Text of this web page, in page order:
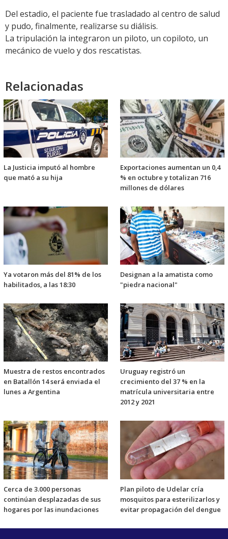
Del estadio, el paciente fue trasladado al centro de salud
y pudo, finalmente, realizarse su diálisis.
La tripulación la integraron un piloto, un copiloto, un
mecánico de vuelo y dos rescatistas.
Relacionadas
La Justicia imputó al hombre
que mató a su hija
Exportaciones aumentan un 0,4
% en octubre y totalizan 716
millones de dólares
Ya votaron más del 81% de los
habilitados, a las 18:30
Designan a la amatista como
"piedra nacional"
Muestra de restos encontrados
en Batallón 14 será enviada el
lunes a Argentina
Uruguay registró un
crecimiento del 37 % en la
matrícula universitaria entre
2012 y 2021
Cerca de 3.000 personas
continúan desplazadas de sus
hogares por las inundaciones
Plan piloto de Udelar cría
mosquitos para esterilizarlos y
evitar propagación del dengue